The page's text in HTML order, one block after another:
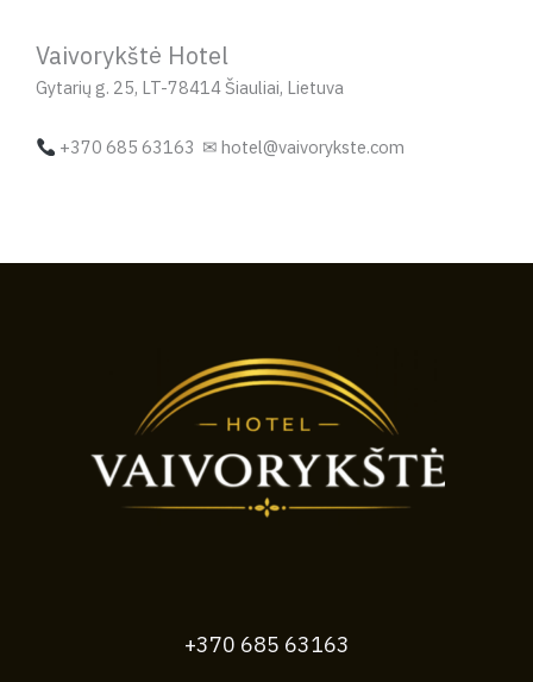
Vaivorykštė Hotel
Gytarių g. 25, LT-78414 Šiauliai, Lietuva
+370 685 63163 ✉ hotel@vaivorykste.com
+370 685 63163